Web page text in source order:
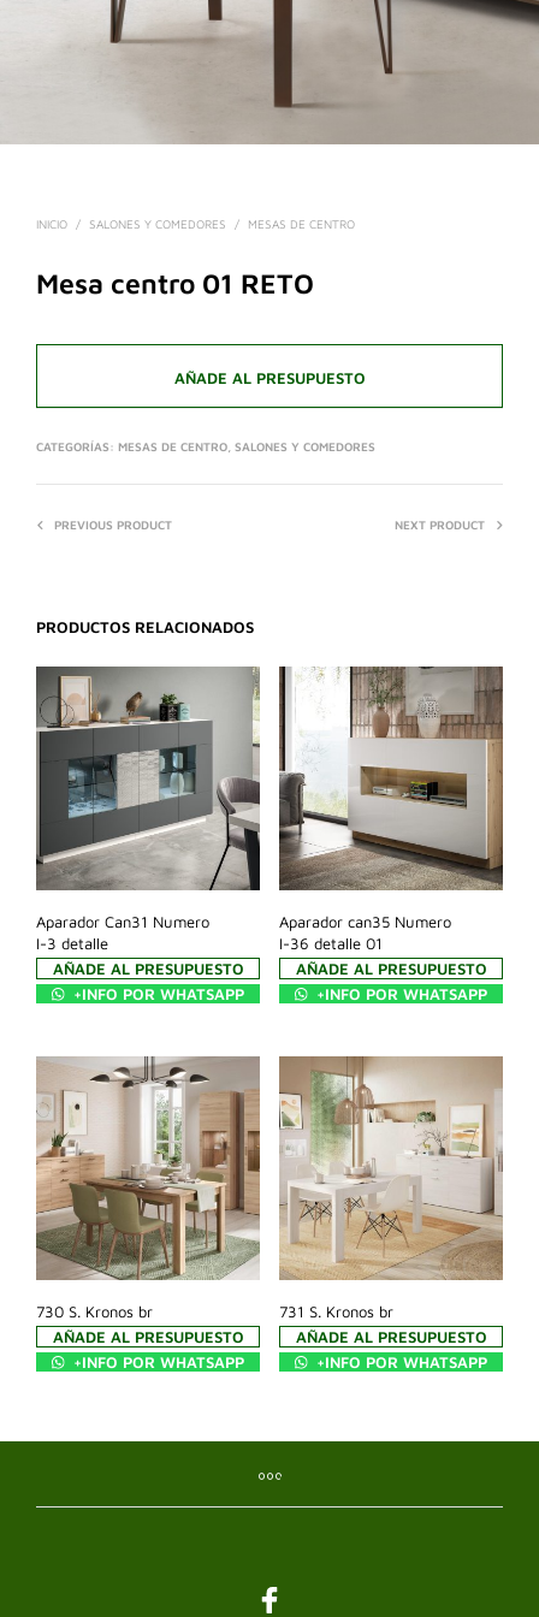
INICIO / SALONES Y COMEDORES / MESAS DE CENTRO
Mesa centro 01 RETO
AÑADE AL PRESUPUESTO
CATEGORÍAS: MESAS DE CENTRO SALONES Y COMEDORES
PREVIOUS PRODUCT NEXT PRODUCT
PRODUCTOS RELACIONADOS
Aparador Can31 Numero
I-3 detalle
AÑADE AL PRESUPUESTO
+INFO POR WHATSAPP
Aparador can35 Numero
I-36 detalle 01
AÑADE AL PRESUPUESTO
+INFO POR WHATSAPP
730 S. Kronos br
AÑADE AL PRESUPUESTO
+INFO POR WHATSAPP
731 S. Kronos br
AÑADE AL PRESUPUESTO
+INFO POR WHATSAPP